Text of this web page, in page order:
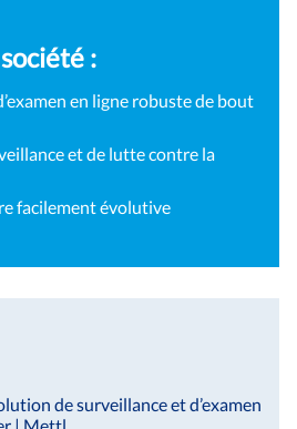
:
en ligne robuste de bout
et de lutte contre la
facilement évolutive
de surveillance et d’examen